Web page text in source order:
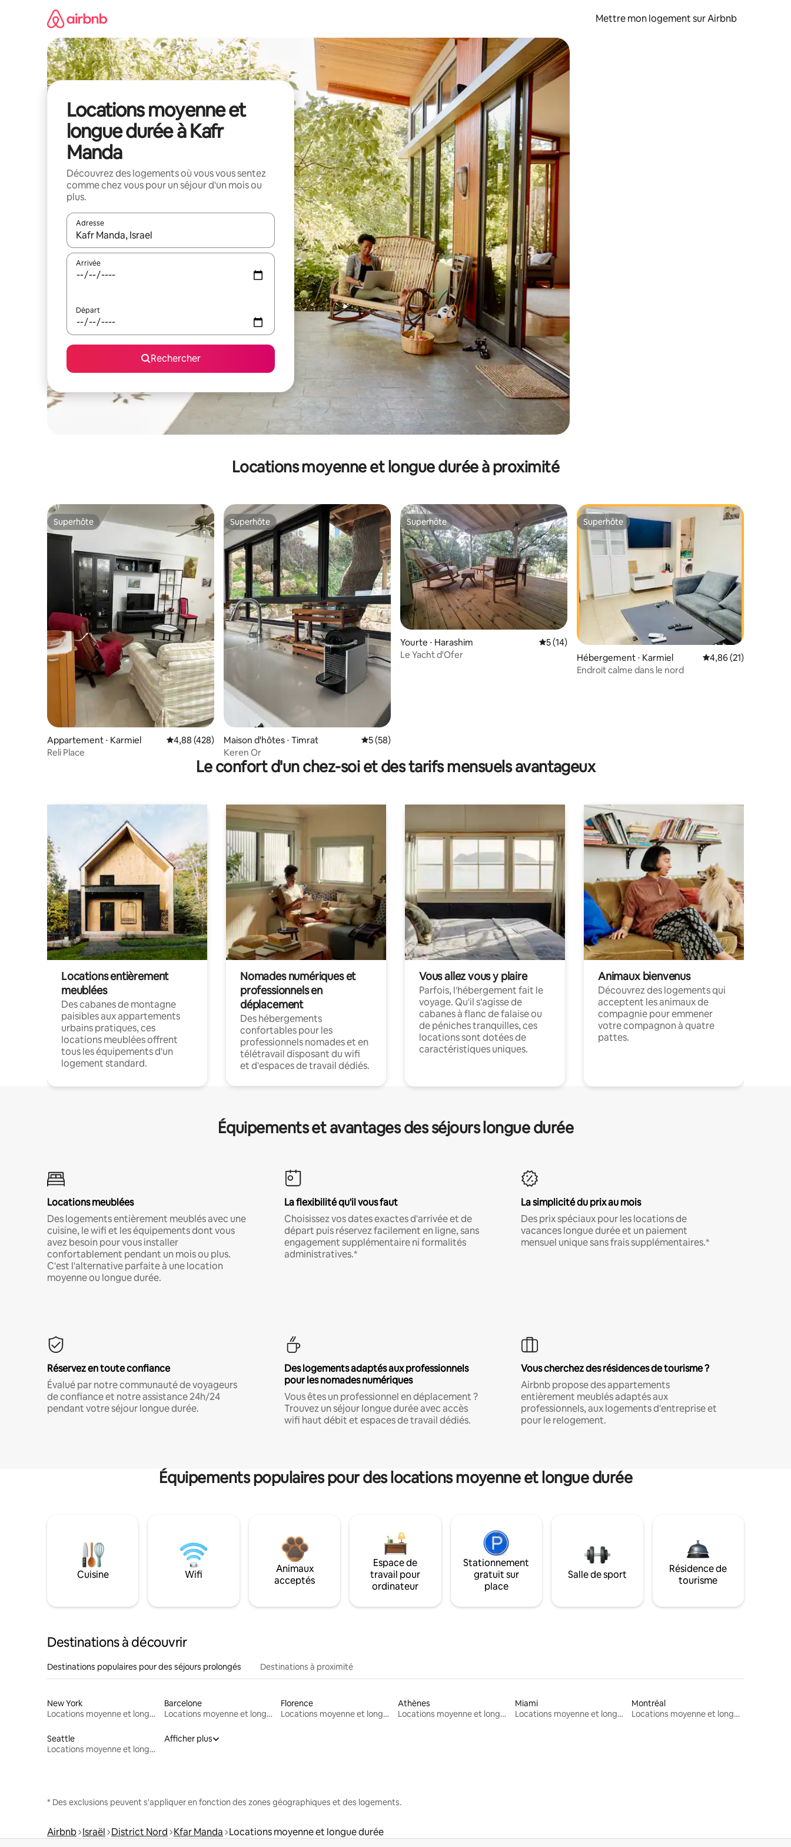
Mettre mon logement sur Airbnb
Locations moyenne et
longue durée à Kafr
Manda
Découvrez des logements où vous vous sentez
comme chez vous pour un séjour d'un mois ou
plus.
Adresse
Lorsque les résultats s'affichent, utilisez les flèches vers le haut et vers le bas pour les parcourir ou en appuyant et en faisant glisser.
Arrivée
Départ
Rechercher
Locations moyenne et longue durée à proximité
Superhôte
Superhôte
Appartement ⋅ Karmiel Évaluation moyenne sur la base de 428 commentaires : 4,88 sur 5
4,88 (428)
Reli Place
Superhôte
Superhôte
Maison d'hôtes ⋅ Timrat Évaluation moyenne sur la base de 58 commentaires : 5 sur 5
5 (58)
Keren Or
Superhôte
Superhôte
Yourte ⋅ Harashim Évaluation moyenne sur la base de 14 commentaires : 5 sur 5
5 (14)
Le Yacht d'Ofer
Superhôte
Superhôte
Hébergement ⋅ Karmiel Évaluation moyenne
4,86 (21)
Endroit calme dans le nord
Le confort d'un chez-soi et des tarifs mensuels avantageux
Locations entièrement
meublées
Des cabanes de montagne
paisibles aux appartements
urbains pratiques, ces
locations meublées offrent
tous les équipements d'un
logement standard.
Nomades numériques et
professionnels en
déplacement
Des hébergements
confortables pour les
professionnels nomades et en
télétravail disposant du wifi
et d'espaces de travail dédiés.
Vous allez vous y plaire
Parfois, l'hébergement fait le
voyage. Qu'il s'agisse de
cabanes à flanc de falaise ou
de péniches tranquilles, ces
locations sont dotées de
caractéristiques uniques.
Animaux bienvenus
Découvrez des logements qui
acceptent les animaux de
compagnie pour emmener
votre compagnon à quatre
pattes.
Équipements et avantages des séjours longue durée
Locations meublées
Des logements entièrement meublés avec une
cuisine, le wifi et les équipements dont vous
avez besoin pour vous installer
confortablement pendant un mois ou plus.
C'est l'alternative parfaite à une location
moyenne ou longue durée.
La flexibilité qu'il vous faut
Choisissez vos dates exactes d'arrivée et de
départ puis réservez facilement en ligne, sans
engagement supplémentaire ni formalités
administratives.*
La simplicité du prix au mois
Des prix spéciaux pour les locations de
vacances longue durée et un paiement
mensuel unique sans frais supplémentaires.*
Réservez en toute confiance
Évalué par notre communauté de voyageurs
de confiance et notre assistance 24h/24
pendant votre séjour longue durée.
Des logements adaptés aux professionnels
pour les nomades numériques
Vous êtes un professionnel en déplacement ?
Trouvez un séjour longue durée avec accès
wifi haut débit et espaces de travail dédiés.
Vous cherchez des résidences de tourisme ?
Airbnb propose des appartements
entièrement meublés adaptés aux
professionnels, aux logements d'entreprise et
pour le relogement.
Équipements populaires pour des locations moyenne et longue durée
Cuisine Wifi
Animaux
acceptés
Espace de
travail pour
ordinateur
Stationnement
gratuit sur
place
Salle de sport
Résidence de
tourisme
Destinations à découvrir
Destinations populaires pour des séjours prolongés Destinations à proximité
New York
Locations moyenne et longue durée
Barcelone
Locations moyenne et longue durée
Florence
Locations moyenne et longue durée
Athènes
Locations moyenne et longue durée
Miami
Locations moyenne et longue durée
Montréal
Locations moyenne et longue durée
Seattle
Locations moyenne et longue durée
Afficher plus
* Des exclusions peuvent s'appliquer en fonction des zones géographiques et des logements.
Airbnb Israël District Nord Kfar Manda Locations moyenne et longue durée